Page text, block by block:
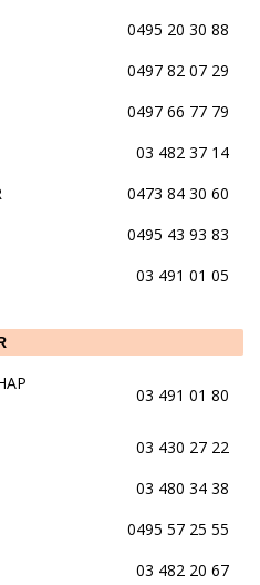
0495 20 30 88
0497 82 07 29
0497 66 77 79
03 482 37 14
0473 84 30 60
0495 43 93 83
03 491 01 05
03 491 01 80
03 430 27 22
03 480 34 38
0495 57 25 55
03 482 20 67